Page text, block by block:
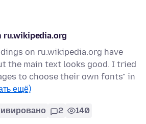
ru.wikipedia.org
on ru.wikipedia.org have
the main text looks good. I tried
to choose their own fonts" in
ещё)
2 140